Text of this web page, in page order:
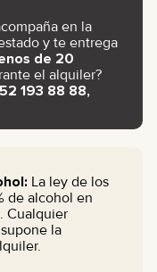
en la
y te entrega
de 20
el alquiler?
193 88 88,
La ley de los
de alcohol en
Cualquier
la